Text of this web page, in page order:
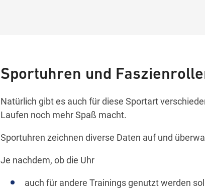
Sportuhren und
Natürlich gibt es auch für diese Sportart
Laufen noch mehr Spaß macht.
Sportuhren zeichnen diverse Daten auf und
Je nachdem, ob die Uhr
auch für andere Trainings genutzt werden